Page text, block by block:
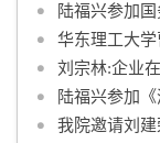
陆福兴参加
华东理工大
刘宗林:企业
陆福兴参加
我院邀请刘